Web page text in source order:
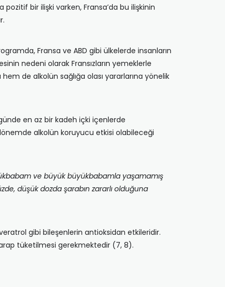
bir ilişki varken, Fransa’da bu ilişkinin
Fransa ve ABD gibi ülkelerde insanların
nedeni olarak Fransızların yemeklerle
de alkolün sağlığa olası yararlarına yönelik
en az bir kadeh içki içenlerde
alkolün koruyucu etkisi olabileceği
ve büyük büyükbabamla yaşamamış
düşük dozda şarabın zararlı olduğuna
gibi bileşenlerin antioksidan etkileridir.
tüketilmesi gerekmektedir (7, 8).